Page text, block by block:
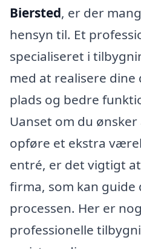
Biersted, er der
hensyn til. Et
specialiseret i
med at realisere
plads og bedre
Uanset om du
opføre et ekstra
entré, er det vigtigt
firma, som kan guide
processen. Her er
professionelle